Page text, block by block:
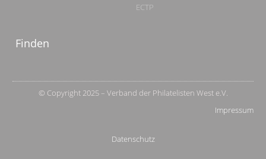
ECTP
Finden
© Copyright 2025 – Verband der Philatelisten West e.V.
Impressum
Datenschutz